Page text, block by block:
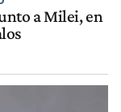
a Milei, en